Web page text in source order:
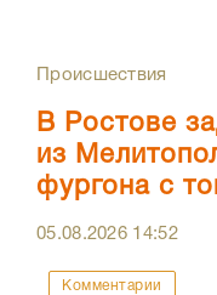
Происшествия
В Ростове
из
фургона с
05.08.2026 14:52
Комментарии